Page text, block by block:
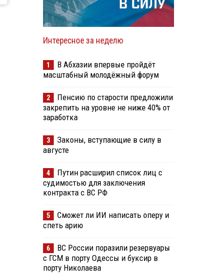
Интересное за неделю
1
В Абхазии впервые пройдёт
масштабный молодёжный форум
2
Пенсию по старости предложили
закрепить на уровне не ниже 40% от
заработка
3
Законы, вступающие в силу в
августе
4
Путин расширил список лиц с
судимостью для заключения
контракта с ВС РФ
5
Сможет ли ИИ написать оперу и
спеть арию
6
ВС России поразили резервуары
с ГСМ в порту Одессы и буксир в
порту Николаева